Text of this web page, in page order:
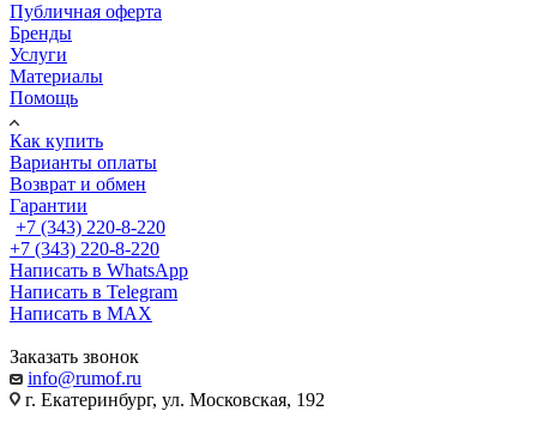
Публичная оферта
Бренды
Услуги
Материалы
Помощь
Как купить
Варианты оплаты
Возврат и обмен
Гарантии
+7 (343) 220-8-220
+7 (343) 220-8-220
Написать в WhatsApp
Написать в Telegram
Написать в MAX
Заказать звонок
info@rumof.ru
г. Екатеринбург, ул. Московская, 192